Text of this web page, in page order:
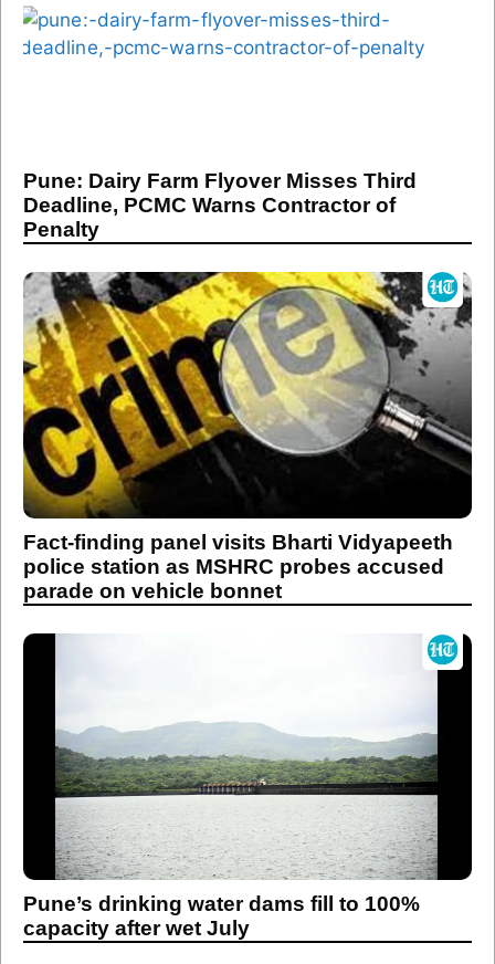
Pune: Dairy Farm Flyover Misses Third
Deadline, PCMC Warns Contractor of
Penalty
Fact-finding panel visits Bharti Vidyapeeth
police station as MSHRC probes accused
parade on vehicle bonnet
Pune’s drinking water dams fill to 100%
capacity after wet July